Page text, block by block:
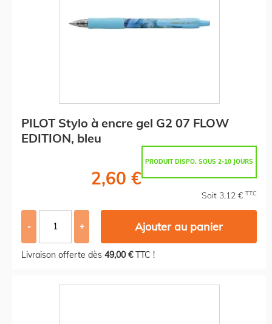
PILOT Stylo à encre gel G2 07 FLOW
EDITION, bleu
PRODUIT DISPO. SOUS 2-10 JOURS
2,60 €
Soit 3,12 € TTC
- + Ajouter au panier
Livraison offerte dès 49,00 €TTC !